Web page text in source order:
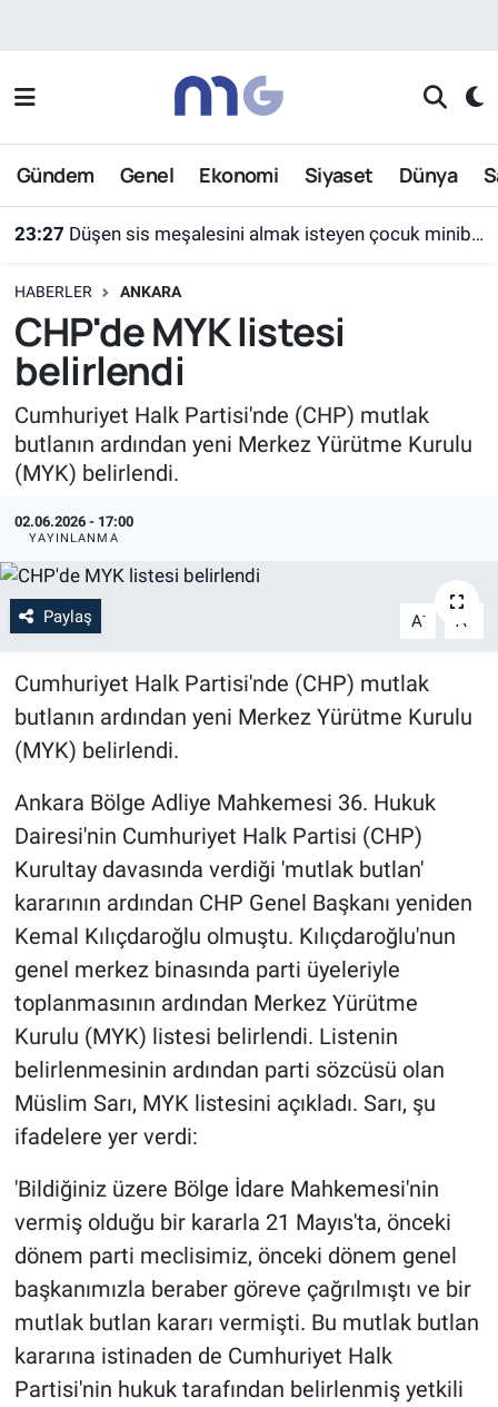
Gündem Genel Ekonomi Siyaset Dünya
23:27 Düşen sis meşalesini almak isteyen çocuk minibüsün altında kaldı
HABERLER ANKARA
CHP'de MYK listesi
belirlendi
Cumhuriyet Halk Partisi'nde (CHP) mutlak
butlanın ardından yeni Merkez Yürütme Kurulu
(MYK) belirlendi.
02.06.2026 - 17:00
YAYINLANMA
Paylaş A- A
Cumhuriyet Halk Partisi'nde (CHP) mutlak
butlanın ardından yeni Merkez Yürütme Kurulu
(MYK) belirlendi.
Ankara Bölge Adliye Mahkemesi 36. Hukuk
Dairesi'nin Cumhuriyet Halk Partisi (CHP)
Kurultay davasında verdiği 'mutlak butlan'
kararının ardından CHP Genel Başkanı yeniden
Kemal Kılıçdaroğlu olmuştu. Kılıçdaroğlu'nun
genel merkez binasında parti üyeleriyle
toplanmasının ardından Merkez Yürütme
Kurulu (MYK) listesi belirlendi. Listenin
belirlenmesinin ardından parti sözcüsü olan
Müslim Sarı, MYK listesini açıkladı. Sarı, şu
ifadelere yer verdi:
'Bildiğiniz üzere Bölge İdare Mahkemesi'nin
vermiş olduğu bir kararla 21 Mayıs'ta, önceki
dönem parti meclisimiz, önceki dönem genel
başkanımızla beraber göreve çağrılmıştı ve bir
mutlak butlan kararı vermişti. Bu mutlak butlan
kararına istinaden de Cumhuriyet Halk
Partisi'nin hukuk tarafından belirlenmiş yetkili
Nöbetçi Eczaneler
Hava Durumu
Süper Lig Puan Durumu ve Fikstür
Tüm Manşetler
Son Dakika Haberleri
Haber Arşivi